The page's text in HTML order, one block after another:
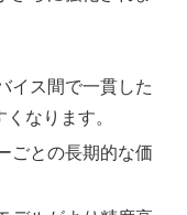
イス間で一貫した
なります。
ごとの長期的な価